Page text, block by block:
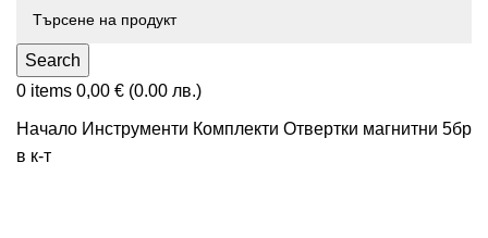
Search
0 items 0,00 € (0.00 лв.)
Начало Инструменти Комплекти Отвертки магнитни 5бр
в к-т